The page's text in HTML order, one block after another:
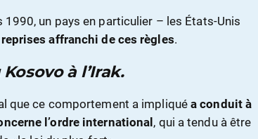
1990, un pays en particulier – les États-Unis
affranchi de ces règles.
à l’Irak.
que ce comportement a impliqué a conduit à
l’ordre international , qui a tendu à être